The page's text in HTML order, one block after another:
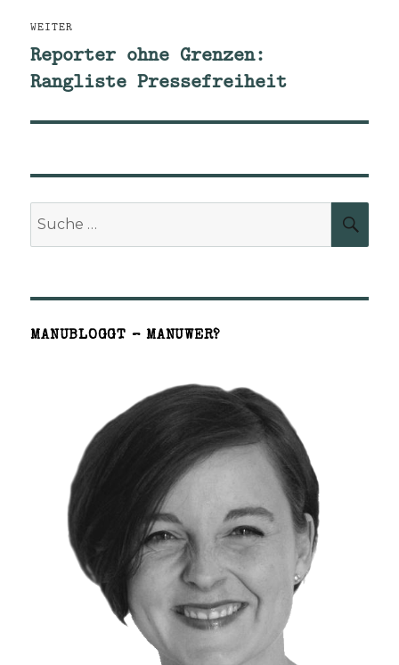
WEITER
Nächster
Beitrag:
Reporter ohne Grenzen:
Rangliste Pressefreiheit
MANUBLOGGT – MANUWER?